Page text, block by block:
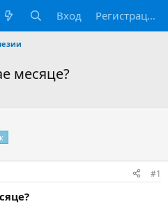
Вход Регистрация
месяце?
#1